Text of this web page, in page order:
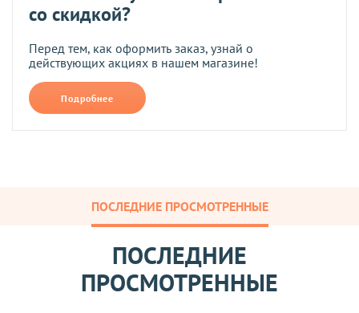
со скидкой?
Перед тем, как оформить заказ, узнай о
действующих акциях в нашем магазине!
Подробнее
ПОСЛЕДНИЕ ПРОСМОТРЕННЫЕ
ПОСЛЕДНИЕ
ПРОСМОТРЕННЫЕ